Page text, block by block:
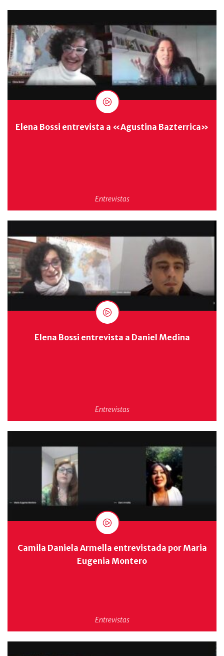
Elena Bossi entrevista a «Agustina Bazterrica»
Entrevistas
Elena Bossi entrevista a Daniel Medina
Entrevistas
Camila Daniela Armella entrevistada por Maria
Eugenia Montero
Entrevistas